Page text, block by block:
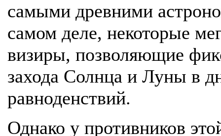
самыми древними
самом деле, некоторые
визиры, позволяющие
захода Солнца и Луны в
равноденствий.
Однако у противников